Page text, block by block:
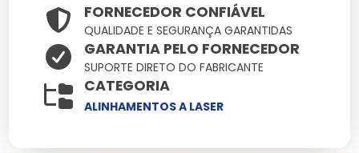
Atributo Detalhes
Componentes
Ligas metálicas
tratadas contra
Otimizado para baixo
FORNECEDOR CONFIÁVEL
QUALIDADE E SEGURANÇA GARANTIDAS
GARANTIA PELO FORNECEDOR
SUPORTE DIRETO DO FABRICANTE
CATEGORIA
ALINHAMENTOS A LASER